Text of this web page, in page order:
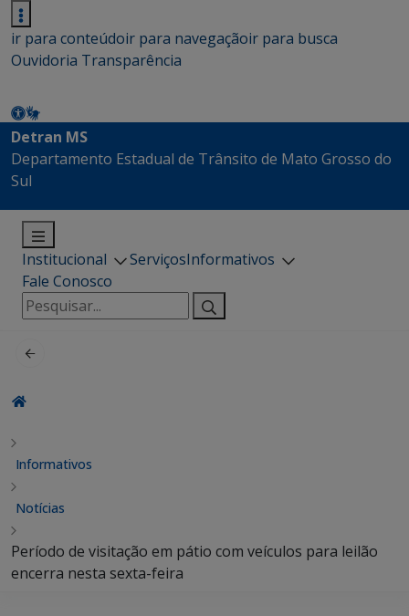
ir para conteúdoir para navegaçãoir para busca
Ouvidoria Transparência
Detran MS
Departamento Estadual de Trânsito de Mato Grosso do
Sul
Institucional ServiçosInformativos
Fale Conosco
Pesquisar
por:
Informativos
Notícias
Período de visitação em pátio com veículos para leilão
encerra nesta sexta-feira